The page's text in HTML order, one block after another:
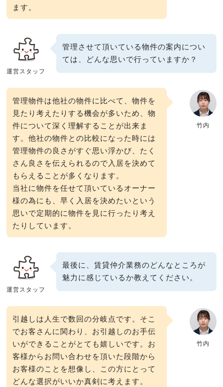
ます。
管理させて頂いている物件の案内につい
ては、どんな思いで行っていますか？
運営スタッフ
管理物件は他社の物件に比べて、物件を
見たり考えたりする機会が多いため、物
件について深く理解することが出来ま
す。他社の物件との比較になった時には
管理物件の良さがすぐ思い浮かび、たく
さん良さを伝えられるので入居を決めて
もらえることが多くなります。
当社に物件を任せて頂いているオーナー
様の為にも、早く入居を決めたいという
思いで定期的に物件を見に行ったり考え
たりしています。
竹内
最後に、賃貸仲介業務のどんなところが
魅力に感じているか教えてください。
運営スタッフ
引越しは人生で数回の分岐点です。そこ
でお客さんに関わり、お引越しのお手伝
いができることがとても嬉しいです。お
客様からお問い合わせを頂いた段階から
お客様のことを想像し、この方にとって
どんな選択がいいか真剣に考えます。
竹内